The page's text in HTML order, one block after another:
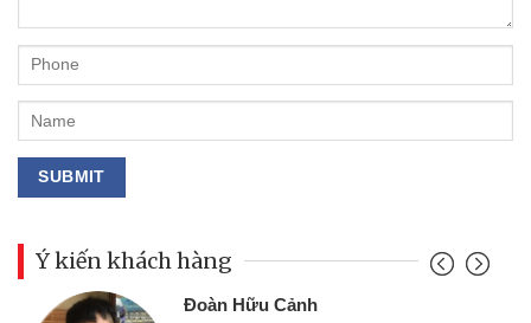
Ý kiến khách hàng
Đoàn Hữu Cảnh